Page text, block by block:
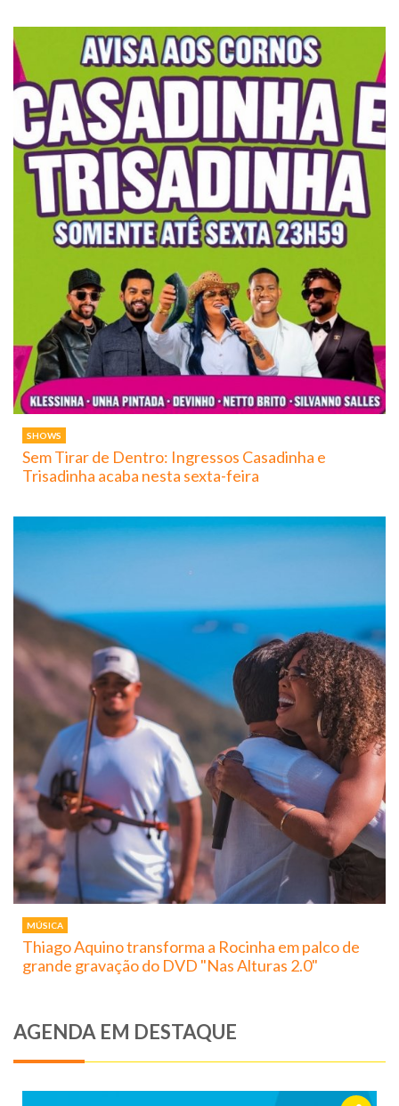
SHOWS
Sem Tirar de Dentro: Ingressos Casadinha e
Trisadinha acaba nesta sexta-feira
MÚSICA
Thiago Aquino transforma a Rocinha em palco de
grande gravação do DVD "Nas Alturas 2.0"
AGENDA EM DESTAQUE